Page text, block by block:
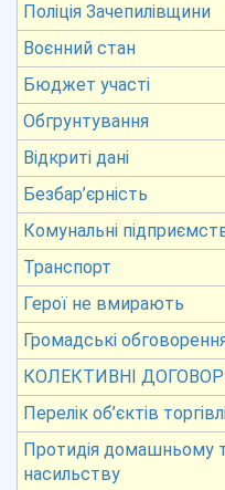
Поліція Зачепилівщини
Воєнний стан
Бюджет участі
Обгрунтування
Відкриті дані
Безбар’єрність
Комунальні
Транспорт
Герої не вмирають
Громадські
КОЛЕКТИВНІ
Перелік об’єктів
Протидія домашньому
насильству